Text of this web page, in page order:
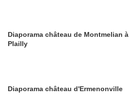
Diaporama château de Montmelian à
Plailly
Diaporama château d'Ermenonville